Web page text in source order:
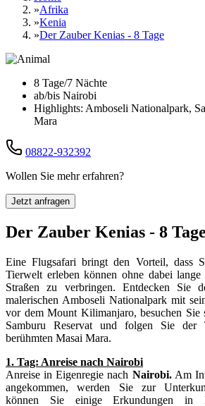
»Afrika
»Kenia
»Der Zauber Kenias - 8 Tage
8 Tage/7 Nächte
ab/bis Nairobi
Highlights: Amboseli Nationalpark,
Mara
08822-932392
Wollen Sie mehr erfahren?
Jetzt anfragen
Der Zauber Kenias - 8 Tage
Eine Flugsafari bringt den Vorteil, dass
Tierwelt erleben können ohne dabei
Straßen zu verbringen. Entdecken Sie
malerischen Amboseli Nationalpark mit
vor dem Mount Kilimanjaro, besuchen Sie
Samburu Reservat und folgen Sie der
berühmten Masai Mara.
1. Tag: Anreise nach Nairobi
Anreise in Eigenregie nach Nairobi.Am
angekommen, werden Sie zur
können Sie einige Erkundungen in